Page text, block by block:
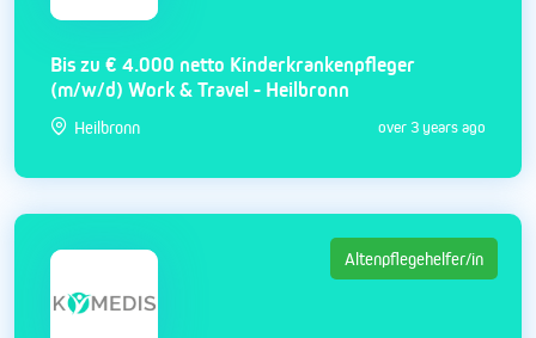
Bis zu € 4.000 netto Kinderkrankenpfleger
(m/w/d) Work & Travel - Heilbronn
Heilbronn over 3 years ago
Altenpflegehelfer/in